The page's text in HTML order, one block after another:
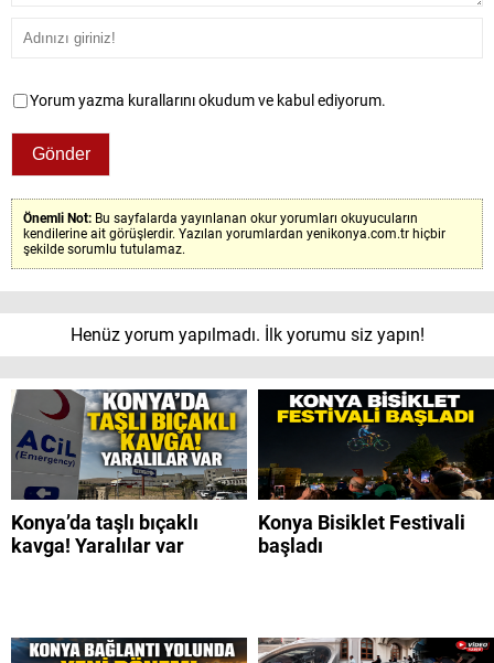
Yorum yazma kurallarını okudum ve kabul ediyorum.
Önemli Not: Bu sayfalarda yayınlanan okur yorumları okuyucuların
kendilerine ait görüşlerdir. Yazılan yorumlardan yenikonya.com.tr hiçbir
şekilde sorumlu tutulamaz.
Henüz yorum yapılmadı. İlk yorumu siz yapın!
Konya’da taşlı bıçaklı
kavga! Yaralılar var
Konya Bisiklet Festivali
başladı